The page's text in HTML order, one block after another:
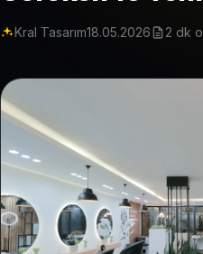
Kral Tasarım18.05.2026 2 dk